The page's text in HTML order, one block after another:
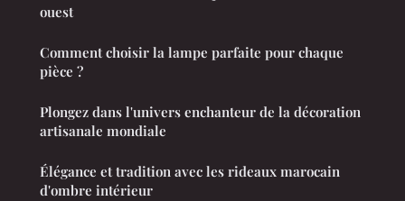
ouest
Comment choisir la lampe parfaite pour chaque
pièce ?
Plongez dans l'univers enchanteur de la décoration
artisanale mondiale
Élégance et tradition avec les rideaux marocain
d'ombre intérieur